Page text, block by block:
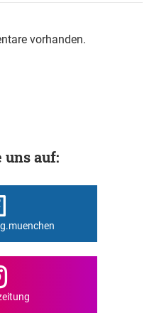
vorhanden.
uns auf: